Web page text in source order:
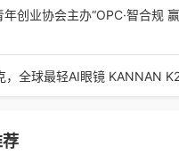
江群众近日，杭州萧悦医院传
石学敏亲
创业协会主办“OPC·智合规
创业协会主办“OPC·智合规
日，由浙江省青年创业协会主
，全球最轻AI眼镜 KANNAN
一代拍摄类A
荐